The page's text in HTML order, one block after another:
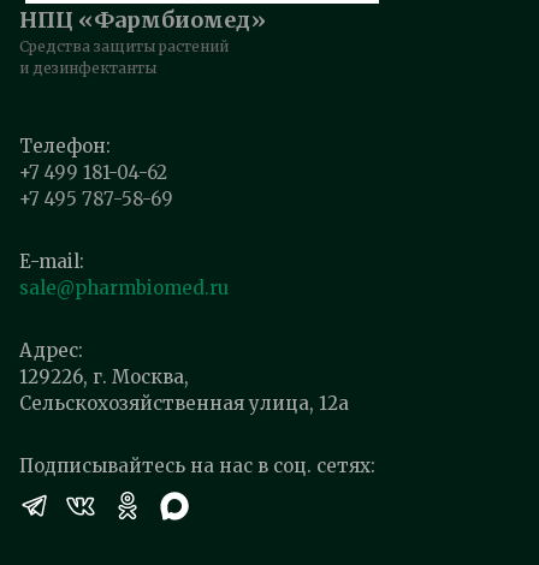
НПЦ «Фармбиомед»
Средства защиты растений
и дезинфектанты
Телефон:
+7 499 181-04-62
+7 495 787-58-69
E-mail:
sale@pharmbiomed.ru
Адрес:
129226, г. Москва,
Сельскохозяйственная улица, 12а
Подписывайтесь на нас в соц. сетях: